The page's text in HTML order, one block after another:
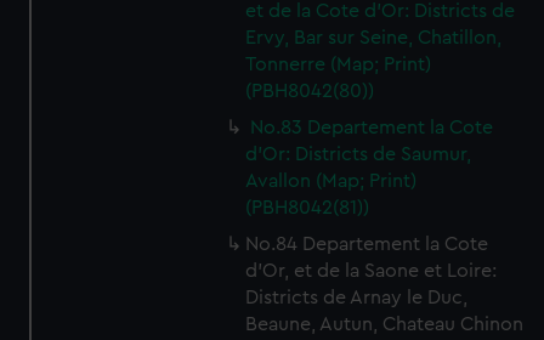
et de la Cote d'Or: Districts de
Ervy, Bar sur Seine, Chatillon,
Tonnerre (Map; Print)
(PBH8042(80))
No.83 Departement la Cote
d'Or: Districts de Saumur,
Avallon (Map; Print)
(PBH8042(81))
No.84 Departement la Cote
d'Or, et de la Saone et Loire:
Districts de Arnay le Duc,
Beaune, Autun, Chateau Chinon